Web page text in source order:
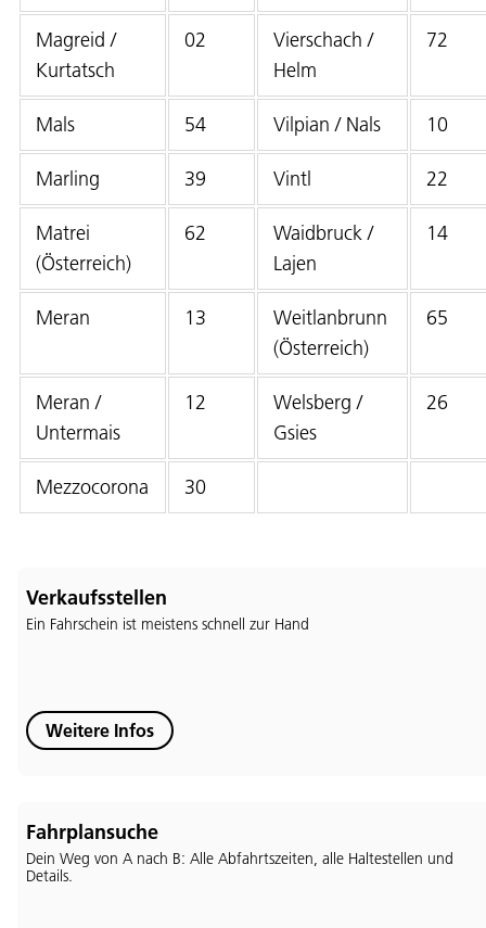
DEU
ITA LAD
Magreid /
Kurtatsch
02
Vierschach /
Helm
72
Mals 54 Vilpian / Nals 10
Marling 39 Vintl 22
Matrei
(Österreich)
62
Waidbruck /
Lajen
14
Meran 13
Weitlanbrunn
(Österreich)
65
Meran /
Untermais
12
Welsberg /
Gsies
26
Mezzocorona 30
Verkaufsstellen
Ein Fahrschein ist meistens schnell zur Hand
Weitere Infos
Fahrplansuche
Dein Weg von A nach B: Alle Abfahrtszeiten, alle Haltestellen und
Details.